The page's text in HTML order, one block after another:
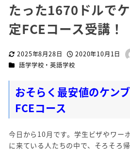
たった1670ドルで
定FCEコース受講！
更新日2025年8月28日 投稿日2020年10月1日
著
カテゴリー
語学学校・英語学校
おそらく最安値のケン
FCEコース
今日から10月です。学生ビザやワー
に来ている人たちの中で、そろそろ